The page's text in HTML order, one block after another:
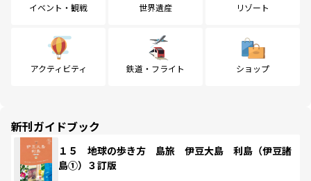
イベント・観戦 世界遺産 リゾート
アクティビティ 鉄道・フライト ショップ
新刊ガイドブック
１５ 地球の歩き方 島旅 伊豆大島 利島（伊豆諸
島①）３訂版